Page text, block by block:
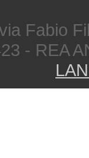
Fabio
- REA